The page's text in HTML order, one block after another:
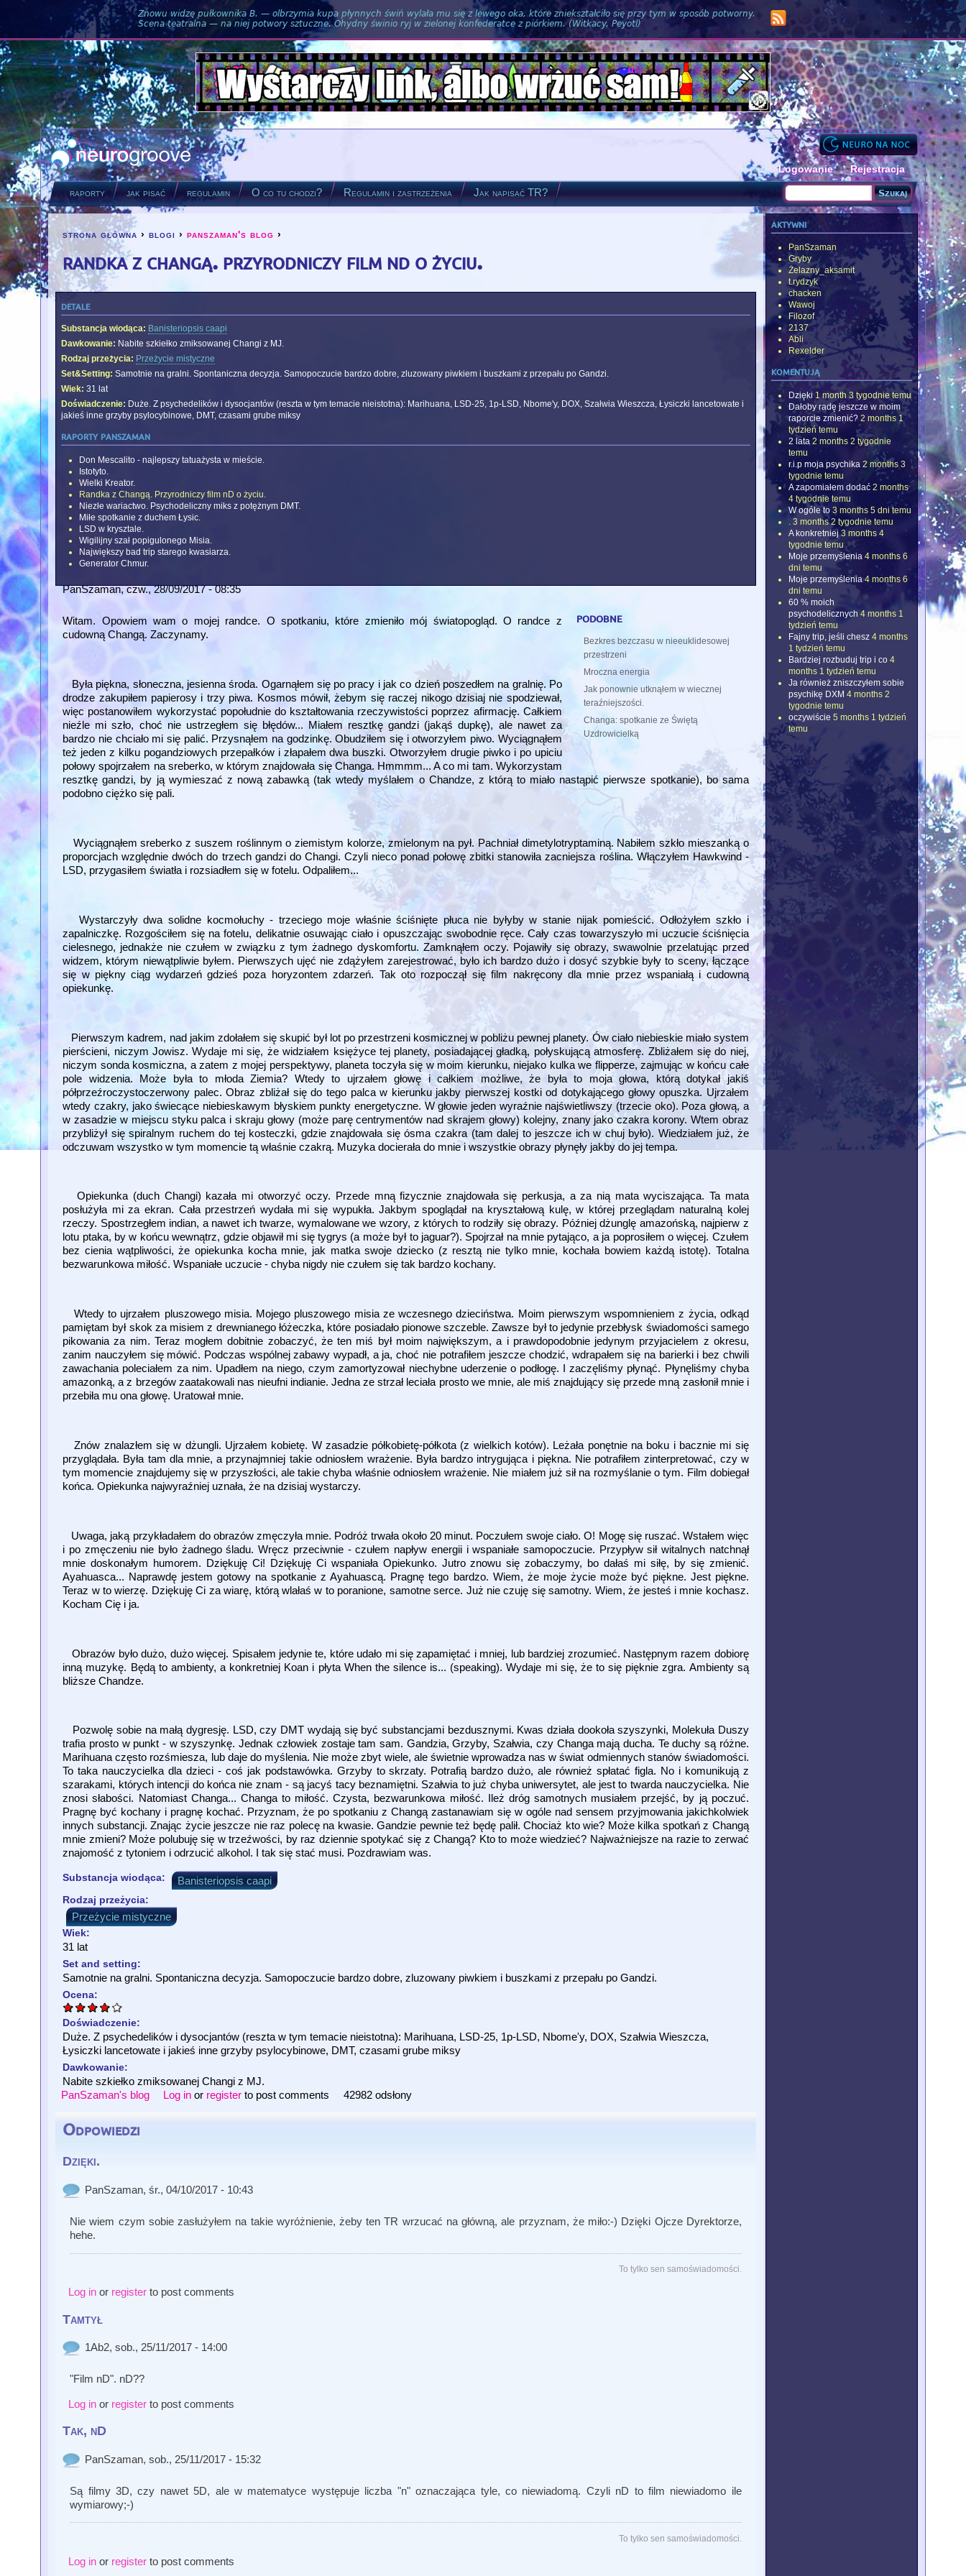
Znowu widzę pułkownika B. — olbrzymia kupa płynnych świń wylała mu się z lewego oka, które zniekształciło się przy tym w sposób potworny.
Scena teatralna — na niej potwory sztuczne. Ohydny świnio ryj w zielonej konfederatce z piórkiem. (Witkacy, Peyotl)
Logowanie Rejestracja
raporty jak pisać regulamin O co tu chodzi? Regulamin i zastrzeżenia Jak napisać TR?
Formularz wyszukiwania
you are here
strona główna ›blogi ›panszaman's blog ›
randka z changą. przyrodniczy film nd o życiu.
detale
Substancja wiodąca: Banisteriopsis caapi
Dawkowanie: Nabite szkiełko zmiksowanej Changi z MJ.
Rodzaj przeżycia: Przeżycie mistyczne
Set&Setting: Samotnie na gralni. Spontaniczna decyzja. Samopoczucie bardzo dobre, zluzowany piwkiem i buszkami z przepału po Gandzi.
Wiek: 31 lat
Doświadczenie: Duże. Z psychedelików i dysocjantów (reszta w tym temacie nieistotna): Marihuana, LSD-25, 1p-LSD, Nbome'y, DOX, Szałwia Wieszcza, Łysiczki lancetowate i
jakieś inne grzyby psylocybinowe, DMT, czasami grube miksy
raporty panszaman
Don Mescalito - najlepszy tatuażysta w mieście.
Istotyto.
Wielki Kreator.
Randka z Changą. Przyrodniczy film nD o życiu.
Niezłe wariactwo. Psychodeliczny miks z potężnym DMT.
Miłe spotkanie z duchem Łysic.
LSD w krysztale.
Wigilijny szał popigulonego Misia.
Największy bad trip starego kwasiarza.
Generator Chmur.
PanSzaman, czw., 28/09/2017 - 08:35
podobne
Bezkres bezczasu w nieeuklidesowej
przestrzeni
Mroczna energia
Jak ponownie utknąłem w wiecznej
teraźniejszości.
Changa: spotkanie ze Świętą
Uzdrowicielką
Witam. Opowiem wam o mojej randce. O spotkaniu, które zmieniło mój światopogląd. O randce z
cudowną Changą. Zaczynamy.
Była piękna, słoneczna, jesienna środa. Ogarnąłem się po pracy i jak co dzień poszedłem na gralnię. Po
drodze zakupiłem papierosy i trzy piwa. Kosmos mówił, żebym się raczej nikogo dzisiaj nie spodziewał,
więc postanowiłem wykorzystać popołudnie do kształtowania rzeczywistości poprzez afirmację. Całkiem
nieźle mi szło, choć nie ustrzegłem się błędów... Miałem resztkę gandzi (jakąś dupkę), ale nawet za
bardzo nie chciało mi się palić. Przysnąłem na godzinkę. Obudziłem się i otworzyłem piwo. Wyciągnąłem
też jeden z kilku pogandziowych przepałków i złapałem dwa buszki. Otworzyłem drugie piwko i po upiciu
połowy spojrzałem na sreberko, w którym znajdowała się Changa. Hmmmm... A co mi tam. Wykorzystam
resztkę gandzi, by ją wymieszać z nową zabawką (tak wtedy myślałem o Chandze, z którą to miało nastąpić pierwsze spotkanie), bo sama
podobno ciężko się pali.
Wyciągnąłem sreberko z suszem roślinnym o ziemistym kolorze, zmielonym na pył. Pachniał dimetylotryptaminą. Nabiłem szkło mieszanką o
proporcjach względnie dwóch do trzech gandzi do Changi. Czyli nieco ponad połowę zbitki stanowiła zacniejsza roślina. Włączyłem Hawkwind -
LSD, przygasiłem światła i rozsiadłem się w fotelu. Odpaliłem...
Wystarczyły dwa solidne kocmołuchy - trzeciego moje właśnie ściśnięte płuca nie byłyby w stanie nijak pomieścić. Odłożyłem szkło i
zapalniczkę. Rozgościłem się na fotelu, delikatnie osuwając ciało i opuszczając swobodnie ręce. Cały czas towarzyszyło mi uczucie ściśnięcia
cielesnego, jednakże nie czułem w związku z tym żadnego dyskomfortu. Zamknąłem oczy. Pojawiły się obrazy, swawolnie przelatując przed
widzem, którym niewątpliwie byłem. Pierwszych ujęć nie zdążyłem zarejestrować, było ich bardzo dużo i dosyć szybkie były to sceny, łączące
się w piękny ciąg wydarzeń gdzieś poza horyzontem zdarzeń. Tak oto rozpoczął się film nakręcony dla mnie przez wspaniałą i cudowną
opiekunkę.
Pierwszym kadrem, nad jakim zdołałem się skupić był lot po przestrzeni kosmicznej w pobliżu pewnej planety. Ów ciało niebieskie miało system
pierścieni, niczym Jowisz. Wydaje mi się, że widziałem księżyce tej planety, posiadającej gładką, połyskującą atmosferę. Zbliżałem się do niej,
niczym sonda kosmiczna, a zatem z mojej perspektywy, planeta toczyła się w moim kierunku, niejako kulka we flipperze, zajmując w końcu całe
pole widzenia. Może była to młoda Ziemia? Wtedy to ujrzałem głowę i całkiem możliwe, że była to moja głowa, którą dotykał jakiś
półprzeźroczystoczerwony palec. Obraz zbliżał się do tego palca w kierunku jakby pierwszej kostki od dotykającego głowy opuszka. Ujrzałem
wtedy czakry, jako świecące niebieskawym błyskiem punkty energetyczne. W głowie jeden wyraźnie najświetliwszy (trzecie oko). Poza głową, a
w zasadzie w miejscu styku palca i skraju głowy (może parę centrymentów nad skrajem głowy) kolejny, znany jako czakra korony. Wtem obraz
przybliżył się spiralnym ruchem do tej kosteczki, gdzie znajdowała się ósma czakra (tam dalej to jeszcze ich w chuj było). Wiedziałem już, że
odczuwam wszystko w tym momencie tą właśnie czakrą. Muzyka docierała do mnie i wszystkie obrazy płynęły jakby do jej tempa.
Opiekunka (duch Changi) kazała mi otworzyć oczy. Przede mną fizycznie znajdowała się perkusja, a za nią mata wyciszająca. Ta mata
posłużyła mi za ekran. Cała przestrzeń wydała mi się wypukła. Jakbym spoglądał na kryształową kulę, w której przeglądam naturalną kolej
rzeczy. Spostrzegłem indian, a nawet ich twarze, wymalowane we wzory, z których to rodziły się obrazy. Później dżunglę amazońską, najpierw z
lotu ptaka, by w końcu wewnątrz, gdzie objawił mi się tygrys (a może był to jaguar?). Spojrzał na mnie pytająco, a ja poprosiłem o więcej. Czułem
bez cienia wątpliwości, że opiekunka kocha mnie, jak matka swoje dziecko (z resztą nie tylko mnie, kochała bowiem każdą istotę). Totalna
bezwarunkowa miłość. Wspaniałe uczucie - chyba nigdy nie czułem się tak bardzo kochany.
Wtedy to ujrzałem pluszowego misia. Mojego pluszowego misia ze wczesnego dzieciństwa. Moim pierwszym wspomnieniem z życia, odkąd
pamiętam był skok za misiem z drewnianego łóżeczka, które posiadało pionowe szczeble. Zawsze był to jedynie przebłysk świadomości samego
pikowania za nim. Teraz mogłem dobitnie zobaczyć, że ten miś był moim największym, a i prawdopodobnie jedynym przyjacielem z okresu,
zanim nauczyłem się mówić. Podczas wspólnej zabawy wypadł, a ja, choć nie potrafiłem jeszcze chodzić, wdrapałem się na barierki i bez chwili
zawachania poleciałem za nim. Upadłem na niego, czym zamortyzował niechybne uderzenie o podłogę. I zaczęliśmy płynąć. Płynęliśmy chyba
amazonką, a z brzegów zaatakowali nas nieufni indianie. Jedna ze strzał leciała prosto we mnie, ale miś znajdujący się przede mną zasłonił mnie i
przebiła mu ona głowę. Uratował mnie.
Znów znalazłem się w dżungli. Ujrzałem kobietę. W zasadzie półkobietę-półkota (z wielkich kotów). Leżała ponętnie na boku i bacznie mi się
przyglądała. Była tam dla mnie, a przynajmniej takie odniosłem wrażenie. Była bardzo intrygująca i piękna. Nie potrafiłem zinterpretować, czy w
tym momencie znajdujemy się w przyszłości, ale takie chyba właśnie odniosłem wrażenie. Nie miałem już sił na rozmyślanie o tym. Film dobiegał
końca. Opiekunka najwyraźniej uznała, że na dzisiaj wystarczy.
Uwaga, jaką przykładałem do obrazów zmęczyła mnie. Podróż trwała około 20 minut. Poczułem swoje ciało. O! Mogę się ruszać. Wstałem więc
i po zmęczeniu nie było żadnego śladu. Wręcz przeciwnie - czułem napływ energii i wspaniałe samopoczucie. Przypływ sił witalnych natchnął
mnie doskonałym humorem. Dziękuję Ci! Dziękuję Ci wspaniała Opiekunko. Jutro znowu się zobaczymy, bo dałaś mi siłę, by się zmienić.
Ayahuasca... Naprawdę jestem gotowy na spotkanie z Ayahuascą. Pragnę tego bardzo. Wiem, że moje życie może być piękne. Jest piękne.
Teraz w to wierzę. Dziękuję Ci za wiarę, którą wlałaś w to poranione, samotne serce. Już nie czuję się samotny. Wiem, że jesteś i mnie kochasz.
Kocham Cię i ja.
Obrazów było dużo, dużo więcej. Spisałem jedynie te, które udało mi się zapamiętać i mniej, lub bardziej zrozumieć. Następnym razem dobiorę
inną muzykę. Będą to ambienty, a konkretniej Koan i płyta When the silence is... (speaking). Wydaje mi się, że to się pięknie zgra. Ambienty są
bliższe Chandze.
Pozwolę sobie na małą dygresję. LSD, czy DMT wydają się być substancjami bezdusznymi. Kwas działa dookoła szyszynki, Molekuła Duszy
trafia prosto w punkt - w szyszynkę. Jednak człowiek zostaje tam sam. Gandzia, Grzyby, Szałwia, czy Changa mają ducha. Te duchy są różne.
Marihuana często rozśmiesza, lub daje do myślenia. Nie może zbyt wiele, ale świetnie wprowadza nas w świat odmiennych stanów świadomości.
To taka nauczycielka dla dzieci - coś jak podstawówka. Grzyby to skrzaty. Potrafią bardzo dużo, ale również spłatać figla. No i komunikują z
szarakami, których intencji do końca nie znam - są jacyś tacy beznamiętni. Szałwia to już chyba uniwersytet, ale jest to twarda nauczycielka. Nie
znosi słabości. Natomiast Changa... Changa to miłość. Czysta, bezwarunkowa miłość. Ileż dróg samotnych musiałem przejść, by ją poczuć.
Pragnę być kochany i pragnę kochać. Przyznam, że po spotkaniu z Changą zastanawiam się w ogóle nad sensem przyjmowania jakichkolwiek
innych substancji. Znając życie jeszcze nie raz polecę na kwasie. Gandzie pewnie też będę palił. Chociaż kto wie? Może kilka spotkań z Changą
mnie zmieni? Może polubuję się w trzeźwości, by raz dziennie spotykać się z Changą? Kto to może wiedzieć? Najważniejsze na razie to zerwać
znajomość z tytoniem i odrzucić alkohol. I tak się stać musi. Pozdrawiam was.
Substancja wiodąca: Banisteriopsis caapi
Rodzaj przeżycia:
Przeżycie mistyczne
Wiek:
31 lat
Set and setting:
Samotnie na gralni. Spontaniczna decyzja. Samopoczucie bardzo dobre, zluzowany piwkiem i buszkami z przepału po Gandzi.
Ocena:
Doświadczenie:
Duże. Z psychedelików i dysocjantów (reszta w tym temacie nieistotna): Marihuana, LSD-25, 1p-LSD, Nbome'y, DOX, Szałwia Wieszcza,
Łysiczki lancetowate i jakieś inne grzyby psylocybinowe, DMT, czasami grube miksy
Dawkowanie:
Nabite szkiełko zmiksowanej Changi z MJ.
PanSzaman's blog
Log in or register to post comments 42982 odsłony
Odpowiedzi
Dzięki.
PanSzaman, śr., 04/10/2017 - 10:43
Nie wiem czym sobie zasłużyłem na takie wyróżnienie, żeby ten TR wrzucać na główną, ale przyznam, że miło:-) Dzięki Ojcze Dyrektorze,
hehe.
To tylko sen samoświadomości.
Log inor registerto post comments
Tamtył
1Ab2, sob., 25/11/2017 - 14:00
"Film nD". nD??
Log inor registerto post comments
Tak, nD
PanSzaman, sob., 25/11/2017 - 15:32
Są filmy 3D, czy nawet 5D, ale w matematyce występuje liczba "n" oznaczająca tyle, co niewiadomą. Czyli nD to film niewiadomo ile
wymiarowy;-)
To tylko sen samoświadomości.
Log inor registerto post comments
aktywni
PanSzaman
Gryby
Żelazny_aksamit
t.rydzyk
chacken
Wawoj
Filozof
2137
Abli
Rexelder
komentują
Dzięki 1 month 3 tygodnie temu
Dałoby radę jeszcze w moim
raporcie zmienić? 2 months 1
tydzień temu
2 lata 2 months 2 tygodnie
temu
r.i.p moja psychika 2 months 3
tygodnie temu
A zapomiałem dodać 2 months
4 tygodnie temu
W ogóle to 3 months 5 dni temu
3 months 2 tygodnie temu
A konkretniej 3 months 4
tygodnie temu
Moje przemyślenia 4 months 6
dni temu
Moje przemyślenia 4 months 6
dni temu
60 % moich
psychodelicznych 4 months 1
tydzień temu
Fajny trip, jeśli chesz 4 months
1 tydzień temu
Bardziej rozbuduj trip i co 4
months 1 tydzień temu
Ja również zniszczyłem sobie
psychikę DXM 4 months 2
tygodnie temu
oczywiście 5 months 1 tydzień
temu